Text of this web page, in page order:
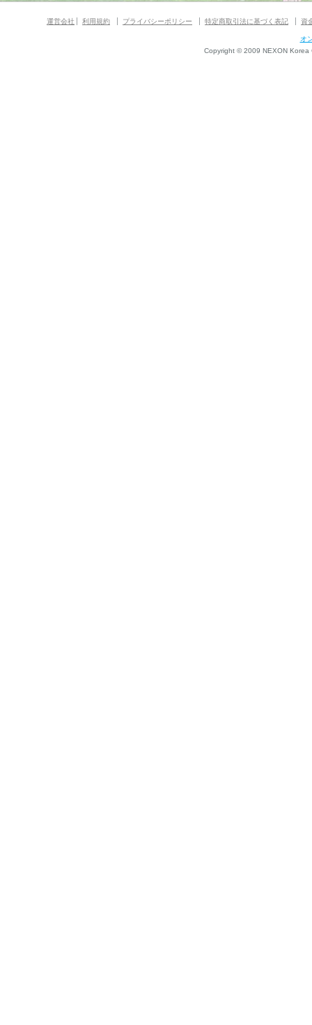
運営会社 利用規約 プライバシーポリシー 特定商取引法に基づく表記 資
オ
Copyright © 2009 NEXON Korea